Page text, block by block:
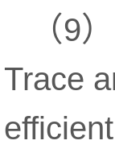
（9）
Trace